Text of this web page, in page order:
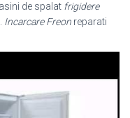
de spalat frigidere
Incarcare Freon reparati